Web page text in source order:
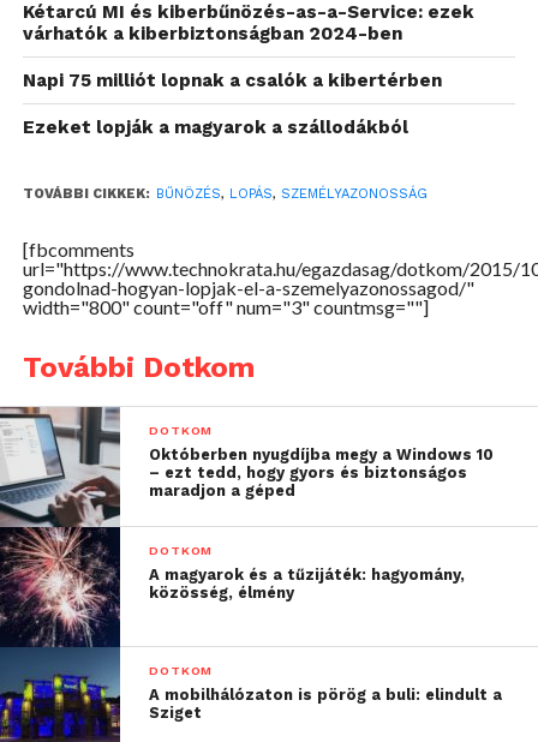
Természetesen 2011-ben az algoritmus még nem
volt tökéletes, de 4 évvel később a Dél-kaliforniai
Egyetem kutatói és fejlesztői kifejlesztettek egy
olyan módszert, mellyel egy virtuális valóság
headset segítségével lemásolták az arckifejezéseket
és virtuális karakterekké alakították őket. Képzelje
csak el, milyen izgalmasak is lennének a Warcraft
vagy más online szerepjátékok karakterei az ön saját
arcképével és kifejezéseivel. Izgalmasan hangzik,
nem? Valóban az, de mint minden újítás jót és
rosszat is rejt magában, ez a módszer például segíti a
bűnözőket a fogyasztók megtévesztésében, a
Kétarcú MI és kiberbűnözés-as-a-Service: ezek
várhatók a kiberbiztonságban 2024-ben
Napi 75 milliót lopnak a csalók a kibertérben
Ezeket lopják a magyarok a szállodákból
TOVÁBBI CIKKEK: BŰNÖZÉS, LOPÁS, SZEMÉLYAZONOSSÁG
[fbcomments
url="https://www.technokrata.hu/egazdasag/dotkom/2015/
gondolnad-hogyan-lopjak-el-a-szemelyazonossagod/"
width="800" count="off" num="3" countmsg=""]
További Dotkom
DOTKOM
Októberben nyugdíjba megy a Windows 10
– ezt tedd, hogy gyors és biztonságos
maradjon a géped
DOTKOM
A magyarok és a tűzijáték: hagyomány,
közösség, élmény
DOTKOM
A mobilhálózaton is pörög a buli: elindult a
Sziget